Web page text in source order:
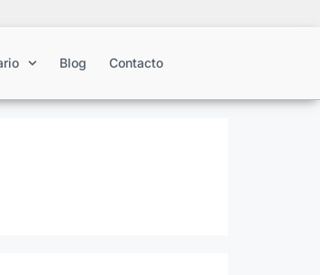
Blog Contacto